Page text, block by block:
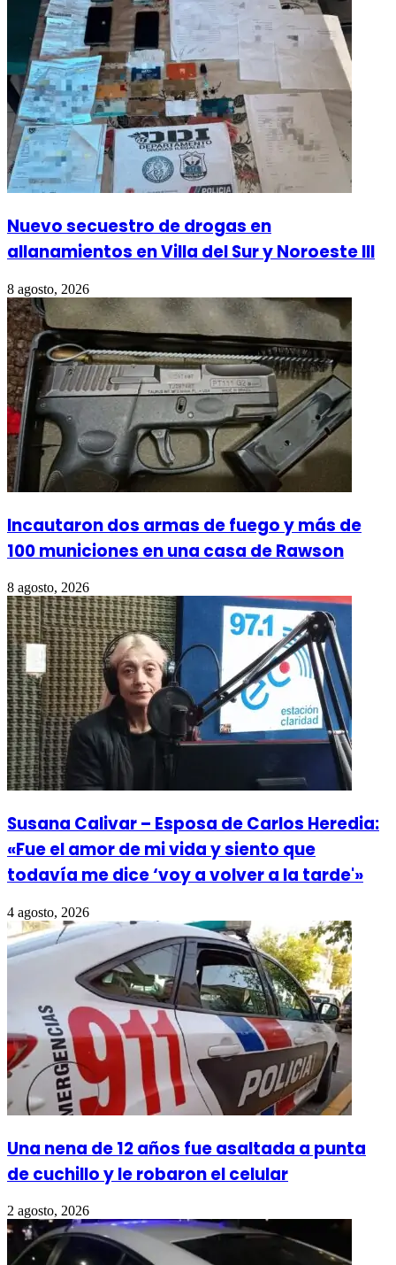
Nuevo secuestro de drogas en
allanamientos en Villa del Sur y Noroeste III
8 agosto, 2026
Incautaron dos armas de fuego y más de
100 municiones en una casa de Rawson
8 agosto, 2026
Susana Calivar – Esposa de Carlos Heredia:
«Fue el amor de mi vida y siento que
todavía me dice ‘voy a volver a la tarde'»
4 agosto, 2026
Una nena de 12 años fue asaltada a punta
de cuchillo y le robaron el celular
2 agosto, 2026